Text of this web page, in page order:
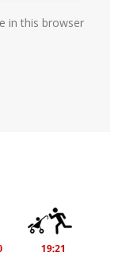
in this browser